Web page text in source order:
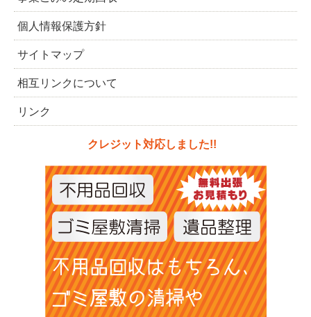
個人情報保護方針
サイトマップ
相互リンクについて
リンク
クレジット対応しました!!